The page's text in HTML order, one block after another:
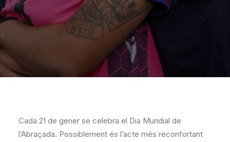
Cada 21 de gener se celebra el Dia Mundial de
l’Abraçada. Possiblement és l’acte més reconfortant